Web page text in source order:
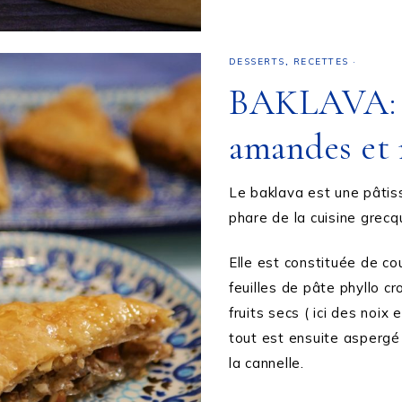
DESSERTS, RECETTES ·
BAKLAVA:
amandes
Le baklava est une
phare de la cuisine
Elle est constituée de
feuilles de pâte phyllo
fruits secs ( ici des noix
tout est ensuite
la cannelle.